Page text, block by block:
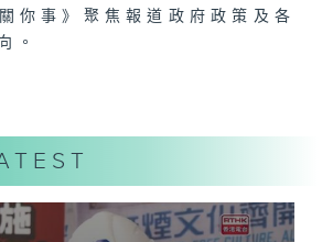
你事》聚焦報道政府政策及各
。